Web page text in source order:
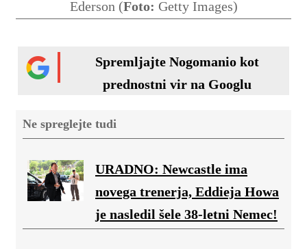
Ederson (Foto: Getty Images)
Spremljajte Nogomanio kot
prednostni vir na Googlu
Ne spreglejte tudi
URADNO: Newcastle ima
novega trenerja, Eddieja Howa
je nasledil šele 38-letni Nemec!